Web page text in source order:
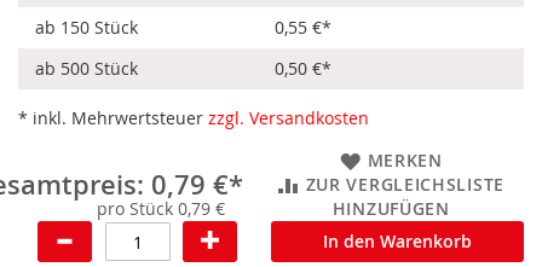
ab 150 Stück
0,55 €*
ab 500 Stück
0,50 €*
* inkl. Mehrwertsteuer zzgl. Versandkosten
0,79 €*
pro Stück 0,79 €
MERKEN
ZUR VERGLEICHSLISTE
HINZUFÜGEN
In den Warenkorb